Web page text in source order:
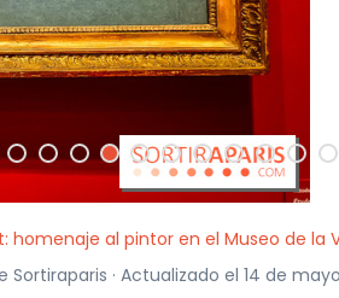
homenaje al pintor en el Museo de la
Sortiraparis · Actualizado el 14 de